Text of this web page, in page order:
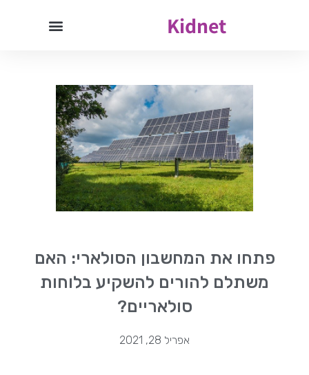
Kidnet
פתחו את המחשבון הסולארי: האם
משתלם להורים להשקיע בלוחות
סולאריים?
אפריל 28, 2021